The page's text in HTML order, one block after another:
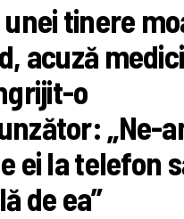
unei tinere
acuză
o
„Ne-
ei la telefon
de ea”